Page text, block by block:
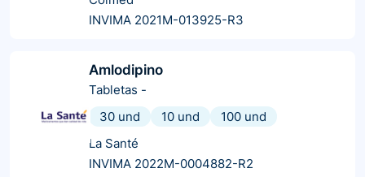
INVIMA 2021M-013925-R3
Amlodipino
Tabletas -
30 und
10 und
100 und
La Santé
INVIMA 2022M-0004882-R2